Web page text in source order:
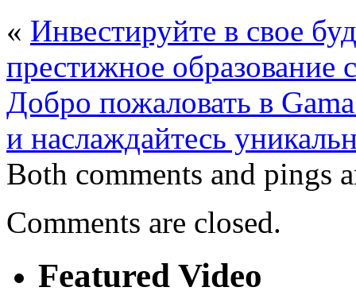
« Инвестируйте в свое
престижное
Добро пожаловать в
и наслаждайтесь
Both comments and pings
Comments are closed.
Featured Video